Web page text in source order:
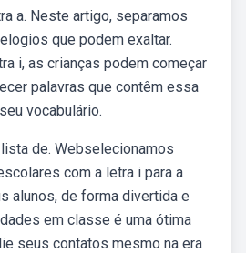
a. Neste artigo, separamos
que podem exaltar.
i, as crianças podem começar
palavras que contêm essa
vocabulário.
de. Webselecionamos
com a letra i para a
alunos, de forma divertida e
em classe é uma ótima
seus contatos mesmo na era